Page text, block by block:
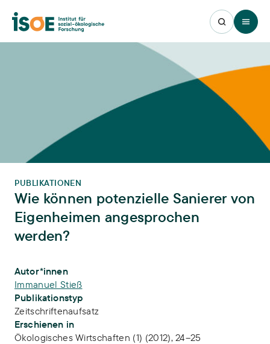
Open
PUBLIKATIONEN
Wie können potenzielle Sanierer von
Eigenheimen angesprochen
werden?
Publikations-Infos
Autor*innen
Immanuel Stieß
Publikationstyp
Zeitschriftenaufsatz
Erschienen in
Ökologisches Wirtschaften (1) (2012), 24–25